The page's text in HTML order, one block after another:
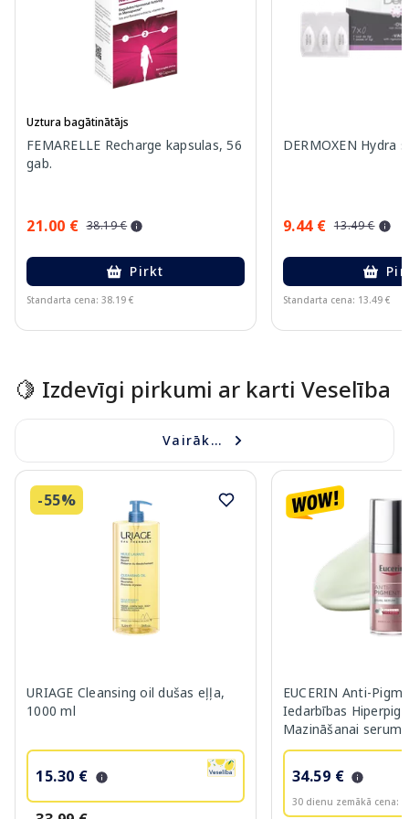
Uztura bagātinātājs
FEMARELLE Recharge kapsulas, 56
gab.
21.00 € 38.19 €
Pirkt
Standarta cena: 38.19 €
DERMOXEN Hydra
9.44 € 13.49 €
Standarta cena: 13.49 €
🍋 Izdevīgi pirkumi ar karti Veselība
Vairāk...
-55%
URIAGE Cleansing oil dušas eļļa,
1000 ml
15.30 €
EUCERIN Anti-
Iedarbības
Mazināšanai
34.59 €
30 dienu zemākā cena: